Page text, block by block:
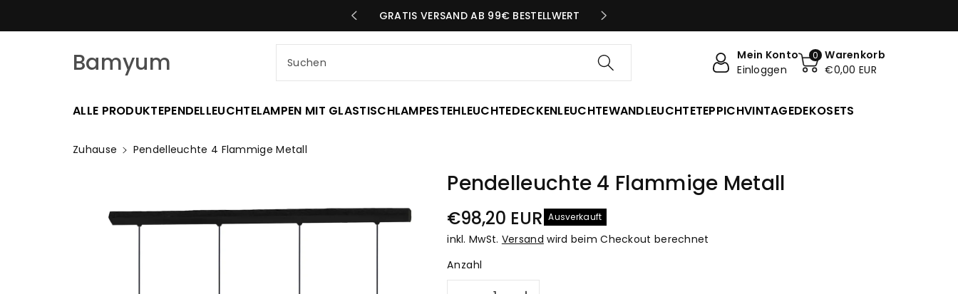
GRATIS VERSAND AB 99€ BESTELLWERT
Bamyum Suchen
Mein Konto
Einloggen
0
Warenkorb
€0,00 EUR
ALLE PRODUKTEPENDELLEUCHTELAMPEN MIT GLASTISCHLAMPESTEHLEUCHTEDECKENLEUCHTEWANDLEUCHTETEPPICHVINTAGEDEKOSETS
Zuhause
Pendelleuchte 4 Flammige Metall
Pendelleuchte 4 Flammige Metall
Normaler
Preis
€98,20 EUR Ausverkauft
inkl. MwSt. Versand wird beim Checkout berechnet
Anzahl